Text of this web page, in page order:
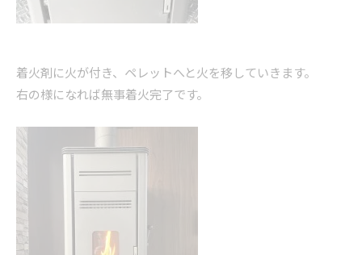
着火剤に火が付き、ペレットへと火を移していきます。
右の様になれば無事着火完了です。